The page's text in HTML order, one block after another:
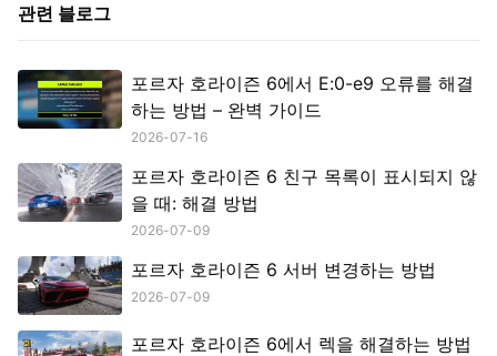
관련 블로그
포르자 호라이즌 6에서 E:0-e9 오류를 해결
하는 방법 – 완벽 가이드
2026-07-16
포르자 호라이즌 6 친구 목록이 표시되지 않
을 때: 해결 방법
2026-07-09
포르자 호라이즌 6 서버 변경하는 방법
2026-07-09
포르자 호라이즌 6에서 렉을 해결하는 방법